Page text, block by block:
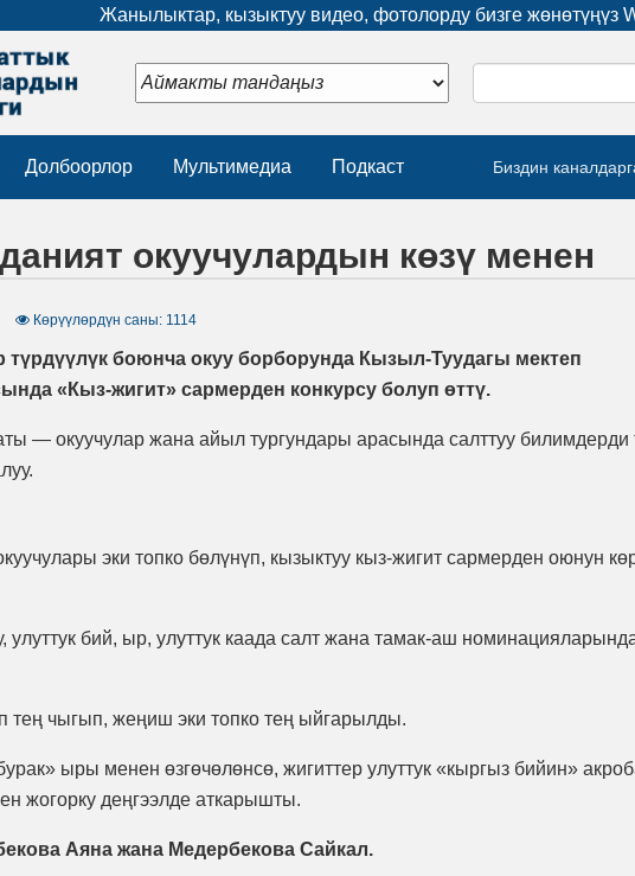
Жанылыктар, кызыктуу видео, фотолорду бизге жөнөтүңүз
Долбоорлор Мультимедиа Подкаст Биздин
окуучулардын көзү менен
Көрүүлөрдүн саны: 1114
түрдүүлүк боюнча окуу борборунда Кызыл-Туудагы мектеп
«Кыз-жигит» сармерден конкурсу болуп өттү.
— окуучулар жана айыл тургундары арасында салттуу билимдерди
эки топко бөлүнүп, кызыктуу кыз-жигит сармерден оюнун
улуттук бий, ыр, улуттук каада салт жана тамак-аш
чыгып, жеңиш эки топко тең ыйгарылды.
ыры менен өзгөчөлөнсө, жигиттер улуттук «кыргыз бийин»
жогорку деңгээлде аткарышты.
Аяна жана Медербекова Сайкал.